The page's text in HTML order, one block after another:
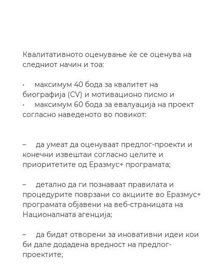
Квалитативното оценување ќе се оценува на
следниот начин и тоа:
• максимум 40 бода за квалитет на
биографија (CV) и мотивационо писмо и
• максимум 60 бода за евалуација на проект
согласно наведеното во повикот:
– да умеат да оценуваат предлог-проекти и
конечни извештаи согласно целите и
приоритетите од Еразмус+ програмата;
– детално да ги познаваат правилата и
процедурите поврзани со акциите во Еразмус+
програмата објавени на веб-страницата на
Националната агенција;
– да бидат отворени за иновативни идеи кои
би дале додадена вредност на предлог-
проектите;